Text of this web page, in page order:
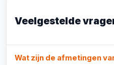
Veelgestelde
Wat zijn de afmetingen